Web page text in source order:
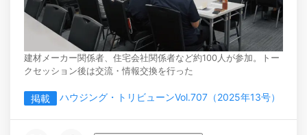
建材メーカー関係者、住宅会社関係者など約100人が参加。トー
クセッション後は交流・情報交換を行った
掲載 ハウジング・トリビューンVol.707（2025年13号）